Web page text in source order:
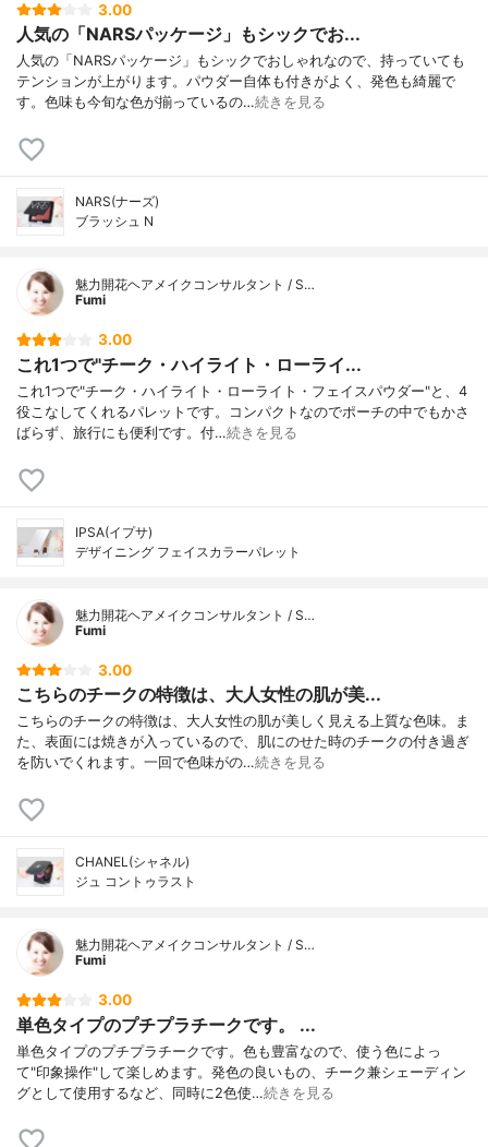
3.00
人気の「NARSパッケージ」もシックでお...
人気の「NARSパッケージ」もシックでおしゃれなので、持っていても
テンションが上がります。パウダー自体も付きがよく、発色も綺麗で
す。色味も今旬な色が揃っているの…続きを見る
NARS(ナーズ)
ブラッシュ N
魅力開花ヘアメイクコンサルタント / S…
Fumi
3.00
これ1つで"チーク・ハイライト・ローライ...
これ1つで"チーク・ハイライト・ローライト・フェイスパウダー"と、4
役こなしてくれるパレットです。コンパクトなのでポーチの中でもかさ
ばらず、旅行にも便利です。付…続きを見る
IPSA(イプサ)
デザイニング フェイスカラーパレット
魅力開花ヘアメイクコンサルタント / S…
Fumi
3.00
こちらのチークの特徴は、大人女性の肌が美...
こちらのチークの特徴は、大人女性の肌が美しく見える上質な色味。ま
た、表面には焼きが入っているので、肌にのせた時のチークの付き過ぎ
を防いでくれます。一回で色味がの…続きを見る
CHANEL(シャネル)
ジュ コントゥラスト
魅力開花ヘアメイクコンサルタント / S…
Fumi
3.00
単色タイプのプチプラチークです。 ...
単色タイプのプチプラチークです。色も豊富なので、使う色によっ
て"印象操作"して楽しめます。発色の良いもの、チーク兼シェーディン
グとして使用するなど、同時に2色使…続きを見る